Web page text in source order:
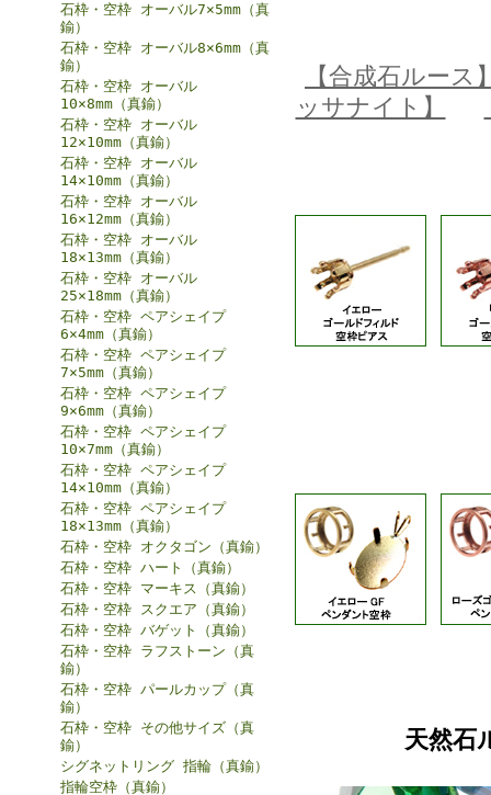
石枠・空枠 オーバル7×5mm（真
鍮）
石枠・空枠 オーバル8×6mm（真
鍮）
石枠・空枠 オーバル
10×8mm（真鍮）
石枠・空枠 オーバル
12×10mm（真鍮）
石枠・空枠 オーバル
14×10mm（真鍮）
石枠・空枠 オーバル
16×12mm（真鍮）
石枠・空枠 オーバル
18×13mm（真鍮）
石枠・空枠 オーバル
25×18mm（真鍮）
石枠・空枠 ペアシェイプ
6×4mm（真鍮）
石枠・空枠 ペアシェイプ
7×5mm（真鍮）
石枠・空枠 ペアシェイプ
9×6mm（真鍮）
石枠・空枠 ペアシェイプ
10×7mm（真鍮）
石枠・空枠 ペアシェイプ
14×10mm（真鍮）
石枠・空枠 ペアシェイプ
18×13mm（真鍮）
石枠・空枠 オクタゴン（真鍮）
石枠・空枠 ハート（真鍮）
石枠・空枠 マーキス（真鍮）
石枠・空枠 スクエア（真鍮）
石枠・空枠 バゲット（真鍮）
石枠・空枠 ラフストーン（真
鍮）
石枠・空枠 パールカップ（真
鍮）
石枠・空枠 その他サイズ（真
鍮）
シグネットリング 指輪（真鍮）
指輪空枠（真鍮）
【合成石ルース
ッサナイト】
天然石